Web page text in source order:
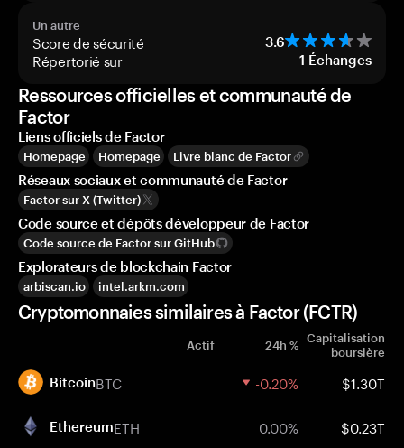
Un autre
Score de sécurité 3.6
Répertorié sur 1 Échanges
Ressources officielles et communauté de
Factor
Liens officiels de Factor
Homepage Homepage Livre blanc de Factor
Réseaux sociaux et communauté de Factor
Factor sur X (Twitter)
Code source et dépôts développeur de Factor
Code source de Factor sur GitHub
Explorateurs de blockchain Factor
arbiscan.io intel.arkm.com
Cryptomonnaies similaires à Factor (FCTR)
Actif 24h % Capitalisation
boursière
BitcoinBTC -0.20% $1.30T
EthereumETH 0.00% $0.23T